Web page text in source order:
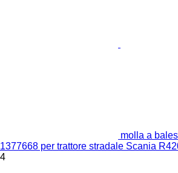
molla a
1377668 per trattore stradale Scania
4